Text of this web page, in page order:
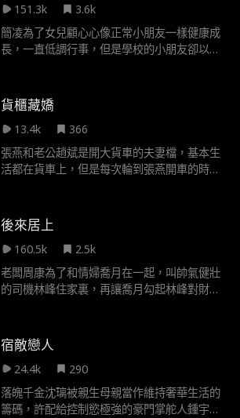
151.3k
3.6k
簡凌為了女兒顧心心像正常小朋友一樣健康成
長，一直低調行事，但是學校的小朋友卻以為
聯合其他同學家長和老師一起欺負顧心心，簡
凌忍無可忍，與欺負過女兒的人一一清算，直
到李菲意識到簡凌才是顧池白的夫人，再也無
法騙人騙己，得到了應有的懲罰，顧心心透過
這件事更加佩服自己的母親，同時也學會了保
貨櫃藏嬌
13.4k
366
張燕和老公趙斌是開大貨車的夫妻檔，基本生
活都在貨車上，但是每次輪到張燕開車的時
兩碗飯到車廂裡去吃，而且從來都不讓張燕靠
近車廂，裝貨的時候也不讓張燕看，張燕雖然
好奇但是為了養家還是選擇默默開車，直到某
天，張燕突然聽到了車廂裡傳來了陌生女人奇
怪的聲音，張燕偷偷看過去，竟然發現，趙斌
後來居上
160.5k
2.5k
老闆周康為了和情婦喬月在一起，叫帥氣健壯
的司機林峰住家裏，再讓喬月勾起林峰對財富
康的計畫被識破，他和喬月都受到了制裁，林
峰也幡然醒悟，覺得做人要腳踏實地，回了農
村。
宿敵戀人
24.4k
290
落魄千金沈璃被親生母親當作維持奢華生活的
籌碼，許配給控制慾極強的豪門掌舵人鍾宇。